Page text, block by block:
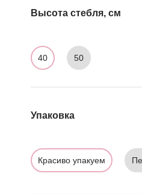
Высота стебля, см
40 50
Упаковка
Красиво упакуем